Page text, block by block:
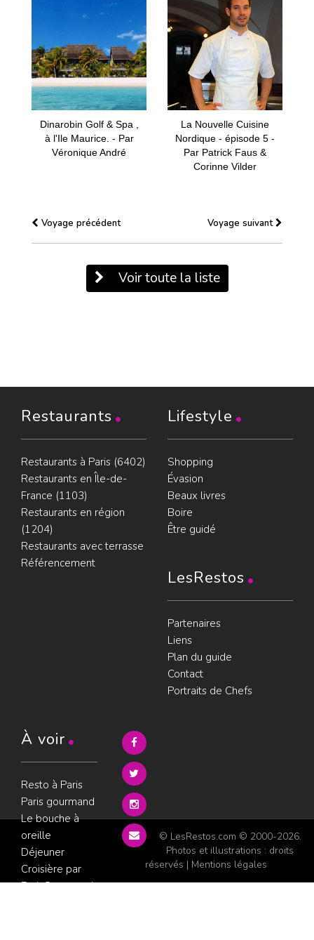
Dinarobin Golf & Spa ,
à l'Ile Maurice. - Par
Véronique André
La Nouvelle Cuisine
Nordique - épisode 5 -
Par Patrick Faus &
Corinne Vilder
Voyage précédent Voyage suivant
Voir toute la liste
Restaurants
Restaurants à Paris (6402)
Restaurants en Île-de-
France (1103)
Restaurants en région
(1204)
Restaurants avec terrasse
Référencement
Lifestyle
Shopping
Évasion
Beaux livres
Boire
Être guidé
LesRestos
Partenaires
Liens
Plan du guide
Contact
Portraits de Chefs
À voir
Resto à Paris
Paris gourmand
Le bouche à
oreille
Déjeuner
Croisière par
ParisGourmand
© LesRestos.com © 2000-2026.
Photos et illustrations : droits
réservés | Mentions légales